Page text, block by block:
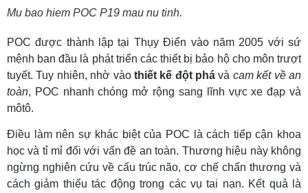
Mu bao hiem POC P19 mau nu tinh.
POC được thành lập tại Thụy Điển vào năm 2005 với sứ
mệnh ban đầu là phát triển các thiết bị bảo hộ cho môn trượt
tuyết. Tuy nhiên, nhờ vào thiết kế đột phá và cam kết về an
toàn, POC nhanh chóng mở rộng sang lĩnh vực xe đạp và
môtô.
Điều làm nên sự khác biệt của POC là cách tiếp cận khoa
học và tỉ mỉ đối với vấn đề an toàn. Thương hiệu này không
ngừng nghiên cứu về cấu trúc não, cơ chế chấn thương và
cách giảm thiểu tác động trong các vụ tai nạn. Kết quả là